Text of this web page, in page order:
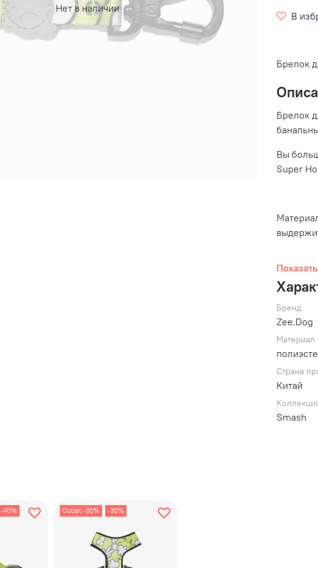
Нет в наличии
В
Брелок
Брелок
Вы
Super
Логотип
люблю
Брелок
Бренд
Zee.Dog
Материал
Страна
Китай
Smash
-40% Outlet -30% -30%